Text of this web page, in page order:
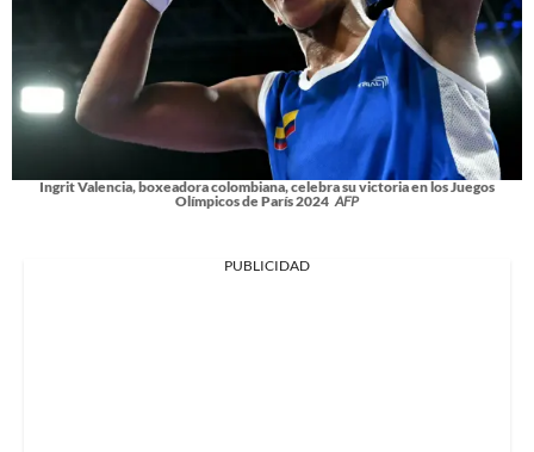
Ingrit Valencia, boxeadora colombiana, celebra su victoria en los Juegos
Olímpicos de París 2024 AFP
PUBLICIDAD